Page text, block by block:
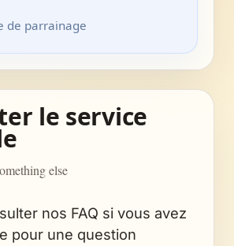
de parrainage
le service
else
nos FAQ si vous avez
pour une question